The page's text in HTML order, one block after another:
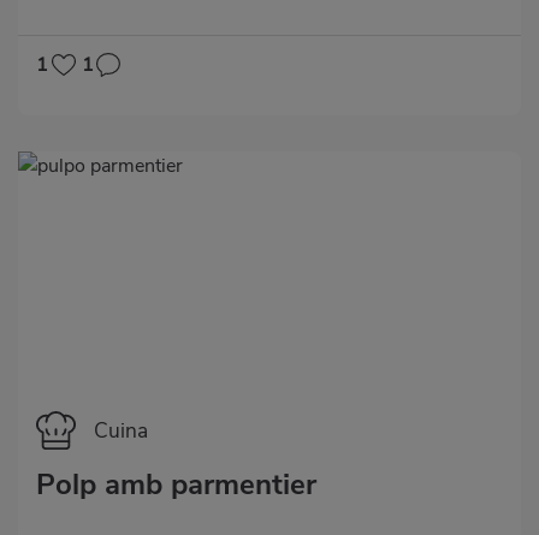
1 1
Categoría
Cuina
Polp amb parmentier